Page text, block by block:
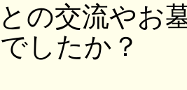
の交流やお
したか？